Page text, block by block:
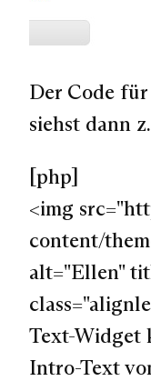
Der Code
siehst dann
[php]
<img
content/
alt="Ellen"
Text-Widget
Intro-Text